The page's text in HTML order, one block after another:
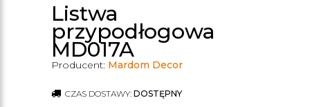
Listwa
przypodłogowa
MD017A
Producent: Mardom Decor
CZAS DOSTAWY: DOSTĘPNY